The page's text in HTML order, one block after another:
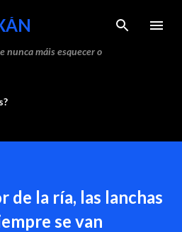
Saltar ao contido
nunca máis esquecer o
de la ría, las lanchas
se van